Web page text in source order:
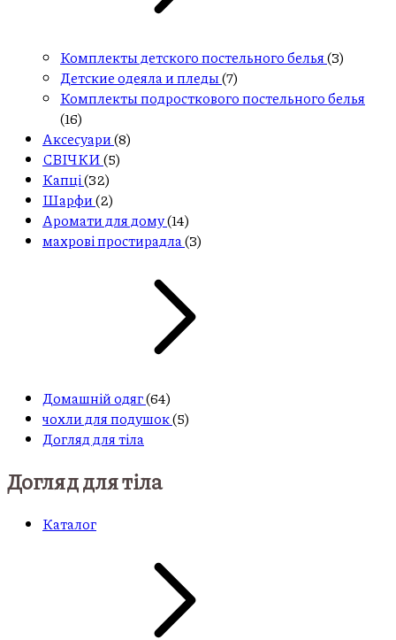
Комплекты детского постельного белья(3)
Детские одеяла и пледы(7)
Комплекты подросткового постельного белья
(16)
Aксесуари(8)
СВІЧКИ(5)
Капці(32)
Шарфи(2)
Аромати для дому(14)
махрові простирадла (3)
Домашній одяг(64)
чохли для подушок(5)
Догляд для тіла
Догляд для тіла
Каталог